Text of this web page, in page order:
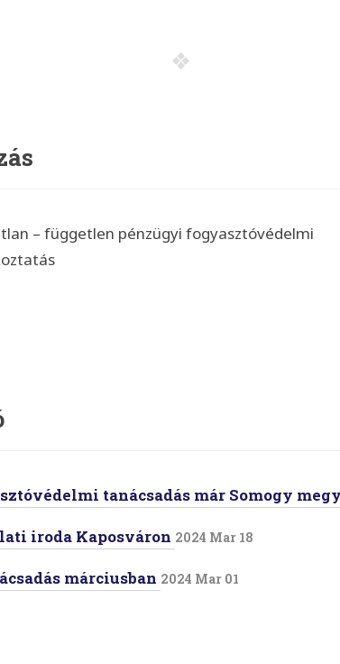
– független pénzügyi fogyasztóvédelmi
tanácsadás már Somogy
iroda Kaposváron 2024 Mar 18
márciusban 2024 Mar 01